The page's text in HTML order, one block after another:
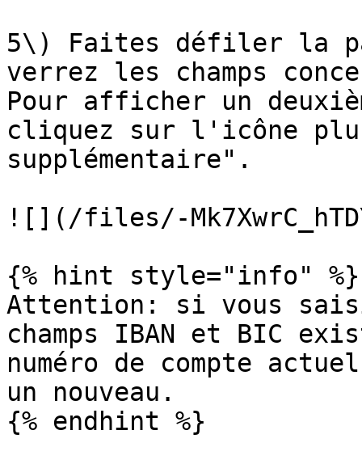
5\) Faites défiler la
verrez les champs
Pour afficher un
cliquez sur l'icône
supplémentaire".
![](/files/-
{% hint style="info" %}
Attention: si vous
champs IBAN et BIC
numéro de compte
un nouveau.
{% endhint %}